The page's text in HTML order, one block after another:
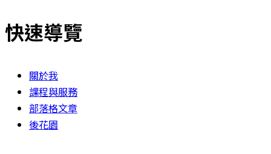
快速導覽
關於我
課程與服務
部落格文章
後花園